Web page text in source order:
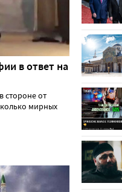
в ответ на
стороне от
мирных